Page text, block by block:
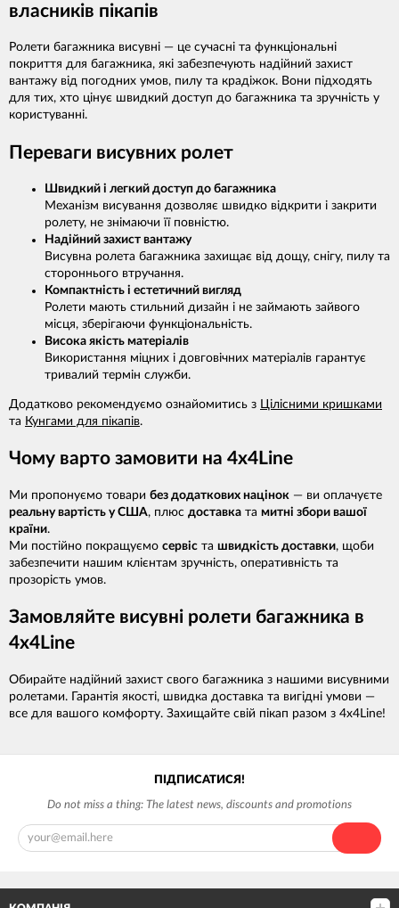
власників пікапів
Ролети багажника висувні — це сучасні та функціональні
покриття для багажника, які забезпечують надійний захист
вантажу від погодних умов, пилу та крадіжок. Вони підходять
для тих, хто цінує швидкий доступ до багажника та зручність у
користуванні.
Переваги висувних ролет
Швидкий і легкий доступ до багажника
Механізм висування дозволяє швидко відкрити і закрити
ролету, не знімаючи її повністю.
Надійний захист вантажу
Висувна ролета багажника захищає від дощу, снігу, пилу та
стороннього втручання.
Компактність і естетичний вигляд
Ролети мають стильний дизайн і не займають зайвого
місця, зберігаючи функціональність.
Висока якість матеріалів
Використання міцних і довговічних матеріалів гарантує
тривалий термін служби.
Додатково рекомендуємо ознайомитись з Цілісними кришками
та Кунгами для пікапів.
Чому варто замовити на 4x4Line
Ми пропонуємо товари без додаткових націнок — ви оплачуєте
реальну вартість у США, плюс доставка та митні збори вашої
країни.
Ми постійно покращуємо сервіс та швидкість доставки, щоби
забезпечити нашим клієнтам зручність, оперативність та
прозорість умов.
Замовляйте висувні ролети багажника в
4x4Line
Обирайте надійний захист свого багажника з нашими висувними
ролетами. Гарантія якості, швидка доставка та вигідні умови —
все для вашого комфорту. Захищайте свій пікап разом з 4x4Line!
ПІДПИСАТИСЯ!
Do not miss a thing: The latest news, discounts and promotions